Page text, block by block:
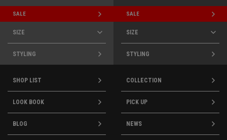
SALE
SIZE
STYLING
SALE
SIZE
STYLING
SHOP LIST COLLECTION
LOOK BOOK PICK UP
BLOG NEWS